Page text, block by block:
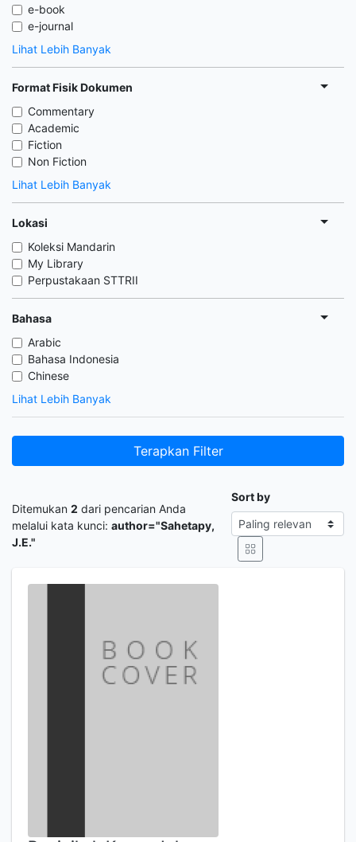
e-book
e-journal
Lihat Lebih Banyak
Format Fisik Dokumen
Commentary
Academic
Fiction
Non Fiction
Lihat Lebih Banyak
Lokasi
Koleksi Mandarin
My Library
Perpustakaan STTRII
Bahasa
Arabic
Bahasa Indonesia
Chinese
Lihat Lebih Banyak
Terapkan Filter
Ditemukan 2 dari pencarian Anda
melalui kata kunci: author="Sahetapy,
J.E."
Sort by